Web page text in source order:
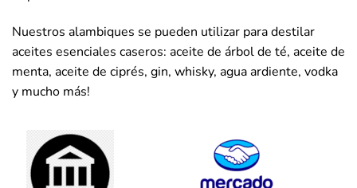
Nuestros alambiques se pueden utilizar para destilar
aceites esenciales caseros: aceite de árbol de té, aceite de
menta, aceite de ciprés, gin, whisky, agua ardiente, vodka
y mucho más!